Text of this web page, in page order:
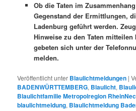
Ob die Taten im
Gegenstand der Ermittlungen,
Ladenburg geführt werden.
Hinweise zu den Taten mitteilen
gebeten sich unter der
melden.
Veröffentlicht unter Blaulichtmeldungen |
BADENWÜRTTEMBERG, Blaulicht,
Blaulichtfamilie Metropolregion
blaulichtmeldung, Blaulichtmeldung